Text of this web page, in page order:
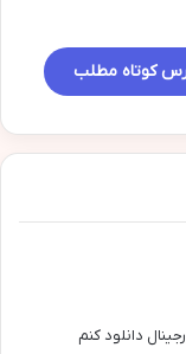
کوتاه مطلب
دانلود کنم